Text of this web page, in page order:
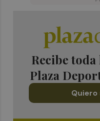
Recibe
Plaza